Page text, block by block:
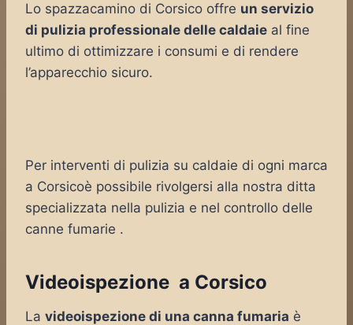
Lo spazzacamino di Corsico offre un servizio
di pulizia professionale delle caldaie al fine
ultimo di ottimizzare i consumi e di rendere
l’apparecchio sicuro.
Per interventi di pulizia su caldaie di ogni marca
a Corsicoè possibile rivolgersi alla nostra ditta
specializzata nella pulizia e nel controllo delle
canne fumarie .
Videoispezione a Corsico
La videoispezione di una canna fumaria è